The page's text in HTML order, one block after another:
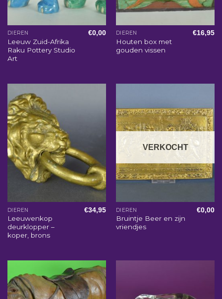
DIEREN
Leeuw Zuid-Afrika
Raku Pottery Studio
Art
€0,00 DIEREN
Houten box met
gouden vissen
€16,95
DIEREN
Leeuwenkop
deurklopper –
koper, brons
€34,95
VERKOCHT
DIEREN
Bruintje Beer en zijn
vriendjes
€0,00